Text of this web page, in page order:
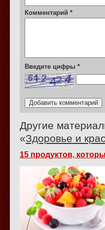
Комментарий *
Введите цифры *
Другие
«Здоровье и
15 продуктов,